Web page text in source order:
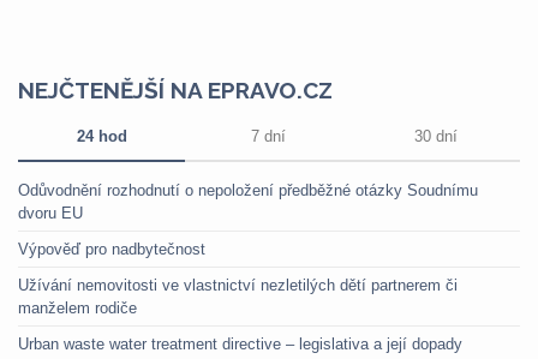
NEJČTENĚJŠÍ NA EPRAVO.CZ
24 hod 7 dní 30 dní
Odůvodnění rozhodnutí o nepoložení předběžné otázky Soudnímu
dvoru EU
Výpověď pro nadbytečnost
Užívání nemovitosti ve vlastnictví nezletilých dětí partnerem či
manželem rodiče
Urban waste water treatment directive – legislativa a její dopady